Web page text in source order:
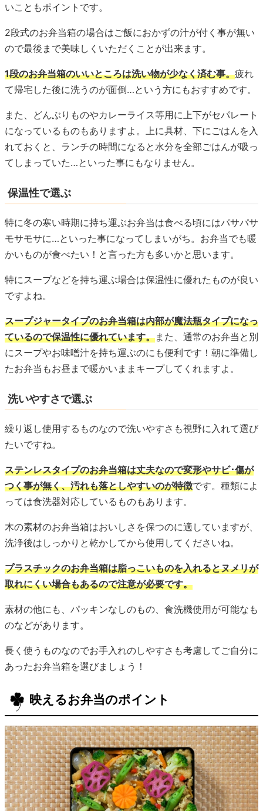
いこともポイントです。
2段式のお弁当箱の場合はご飯におかずの汁が付く事が無い
ので最後まで美味しくいただくことが出来ます。
1段のお弁当箱のいいところは洗い物が少なく済む事。疲れ
て帰宅した後に洗うのが面倒…という方にもおすすめです。
また、どんぶりものやカレーライス等用に上下がセパレート
になっているものもありますよ。上に具材、下にごはんを入
れておくと、ランチの時間になると水分を全部ごはんが吸っ
てしまっていた…といった事にもなりません。
保温性で選ぶ
特に冬の寒い時期に持ち運ぶお弁当は食べる頃にはパサパサ
モサモサに…といった事になってしまいがち。お弁当でも暖
かいものが食べたい！と言った方も多いかと思います。
特にスープなどを持ち運ぶ場合は保温性に優れたものが良い
ですよね。
スープジャータイプのお弁当箱は内部が魔法瓶タイプになっ
ているので保温性に優れています。また、通常のお弁当と別
にスープやお味噌汁を持ち運ぶのにも便利です！朝に準備し
たお弁当もお昼まで暖かいままキープしてくれますよ。
洗いやすさで選ぶ
繰り返し使用するものなので洗いやすさも視野に入れて選び
たいですね。
ステンレスタイプのお弁当箱は丈夫なので変形やサビ･傷が
つく事が無く、汚れも落としやすいのが特徴です。種類によ
っては食洗器対応しているものもあります。
木の素材のお弁当箱はおいしさを保つのに適していますが、
洗浄後はしっかりと乾かしてから使用してくださいね。
プラスチックのお弁当箱は脂っこいものを入れるとヌメリが
取れにくい場合もあるので注意が必要です。
素材の他にも、パッキンなしのもの、食洗機使用が可能なも
のなどがあります。
長く使うものなのでお手入れのしやすさも考慮してご自分に
あったお弁当箱を選びましょう！
映えるお弁当のポイント